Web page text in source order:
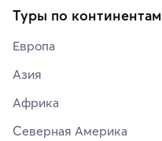
Туры по континентам
Европа
Азия
Африка
Северная Америка